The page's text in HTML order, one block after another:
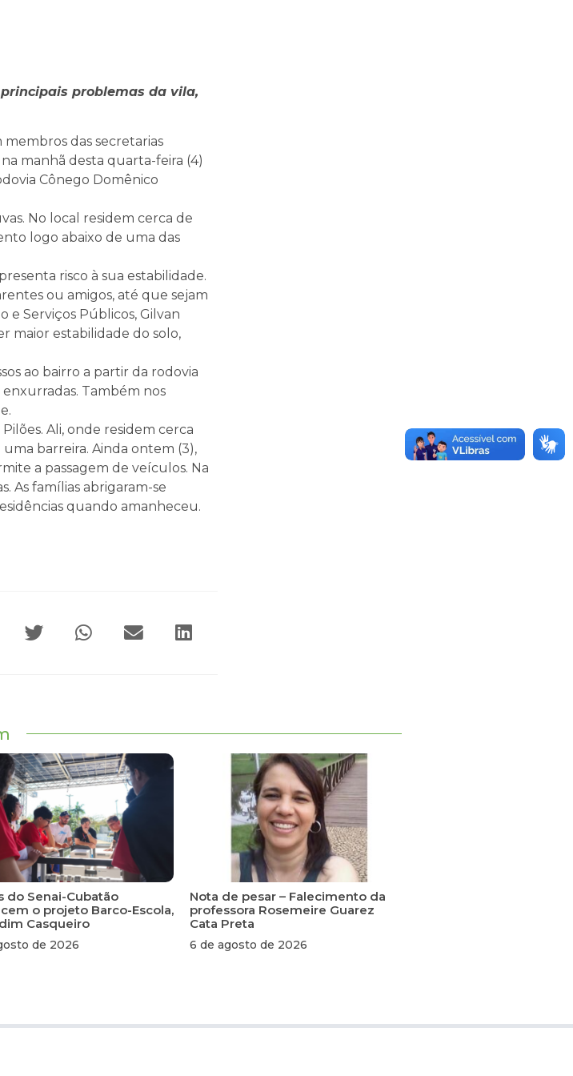
problemas da vila,
das secretarias
manhã desta quarta-feira (4)
Cônego Domênico
No local residem cerca de
logo abaixo de uma das
risco à sua estabilidade.
ou amigos, até que sejam
e Serviços Públicos, Gilvan
maior estabilidade do solo,
ao bairro a partir da rodovia
Também nos
Ali, onde residem cerca
barreira. Ainda ontem (3),
a passagem de veículos. Na
As famílias abrigaram-se
quando amanheceu.
do Senai-Cubatão
o projeto Barco-Escola,
Casqueiro
de 2026
Nota de pesar – Falecimento da
professora Rosemeire Guarez
Cata Preta
6 de agosto de 2026